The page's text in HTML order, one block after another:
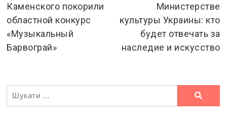
articles
Каменского покорили
областной конкурс
«Музыкальный
Барвограй»
Министерстве
культуры Украины: кто
будет отвечать за
наследие и искусство
Ви
шукали